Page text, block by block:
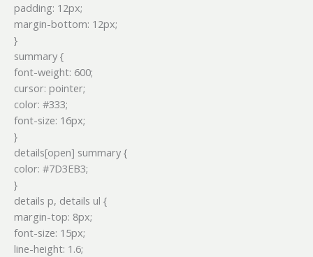
padding: 12px;
margin-bottom: 12px;
}
summary {
font-weight: 600;
cursor: pointer;
color: #333;
font-size: 16px;
}
details[open] summary {
color: #7D3EB3;
}
details p, details ul {
margin-top: 8px;
font-size: 15px;
line-height: 1.6;